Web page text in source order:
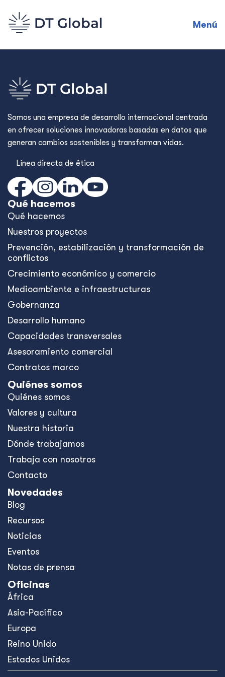
Menú
Somos una empresa de desarrollo internacional centrada
en ofrecer soluciones innovadoras basadas en datos que
generan cambios sostenibles y transforman vidas.
Línea directa de ética
Qué hacemos
Qué hacemos
Nuestros proyectos
Prevención, estabilización y transformación de
conflictos
Crecimiento económico y comercio
Medioambiente e infraestructuras
Gobernanza
Desarrollo humano
Capacidades transversales
Asesoramiento comercial
Contratos marco
Quiénes somos
Quiénes somos
Valores y cultura
Nuestra historia
Dónde trabajamos
Trabaja con nosotros
Contacto
Novedades
Blog
Recursos
Noticias
Eventos
Notas de prensa
Oficinas
África
Asia-Pacífico
Europa
Reino Unido
Estados Unidos